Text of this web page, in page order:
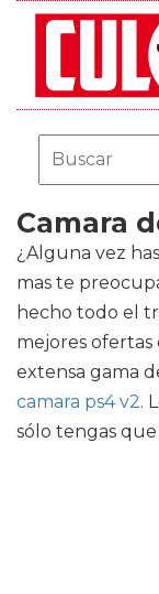
Camara
¿Alguna vez
mas te
hecho todo el
mejores ofertas
extensa gama
camara ps4 v2.
sólo tengas